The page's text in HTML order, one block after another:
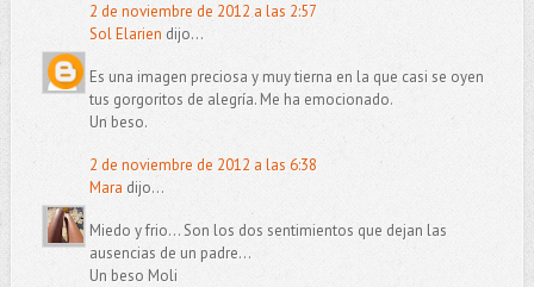
2 de noviembre de 2012 a las 2:57
Sol Elarien dijo...
Es una imagen preciosa y muy tierna en la que casi se oyen
tus gorgoritos de alegría. Me ha emocionado.
Un beso.
2 de noviembre de 2012 a las 6:38
Mara dijo...
Miedo y frio... Son los dos sentimientos que dejan las
ausencias de un padre...
Un beso Moli